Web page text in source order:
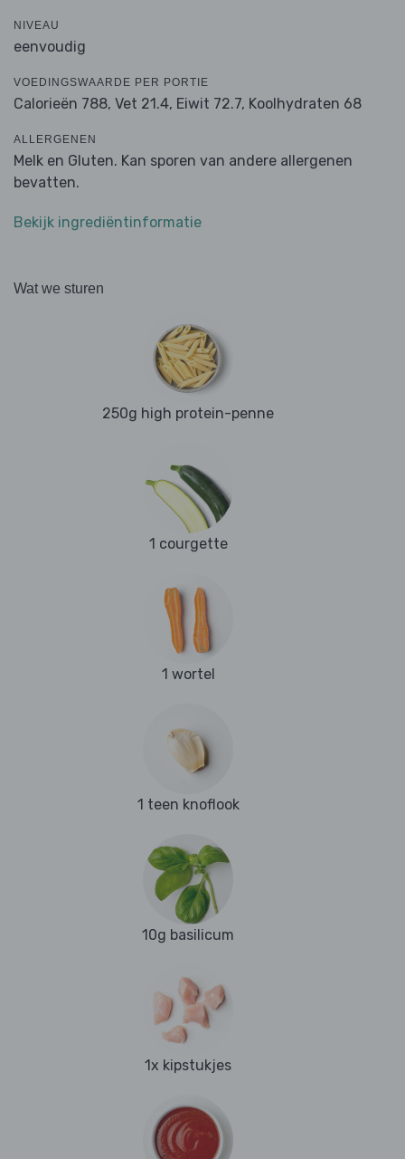
NIVEAU
eenvoudig
VOEDINGSWAARDE PER PORTIE
Calorieën 788, Vet 21.4, Eiwit 72.7, Koolhydraten 68
ALLERGENEN
Melk en Gluten. Kan sporen van andere allergenen
bevatten.
Bekijk ingrediëntinformatie
Wat we sturen
250g high protein-penne
1 courgette
1 wortel
1 teen knoflook
10g basilicum
1x kipstukjes